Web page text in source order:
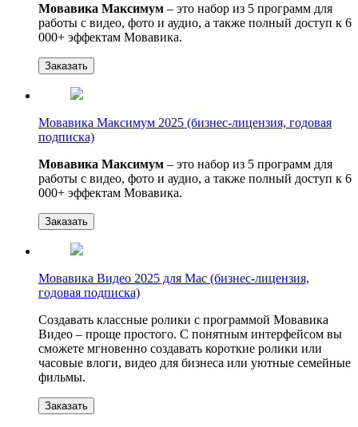
Мовавика Максимум – это набор из 5 программ для
работы с видео, фото и аудио, а также полный доступ к 6
000+ эффектам Мовавика.
Заказать
Мовавика Максимум 2025 (бизнес-лицензия, годовая
подписка)
Мовавика Максимум – это набор из 5 программ для
работы с видео, фото и аудио, а также полный доступ к 6
000+ эффектам Мовавика.
Заказать
Мовавика Видео 2025 для Мас (бизнес-лицензия,
годовая подписка)
Создавать классные ролики с программой Мовавика
Видео – проще простого. С понятным интерфейсом вы
сможете мгновенно создавать короткие ролики или
часовые влоги, видео для бизнеса или уютные семейные
фильмы.
Заказать